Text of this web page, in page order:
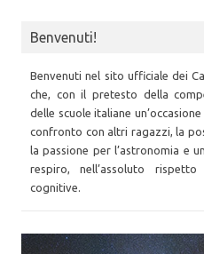
Benvenuti!
Benvenuti nel sito ufficiale dei
che, con il pretesto della
delle scuole italiane
confronto con altri ragazzi, la
la passione per l’astronomia e
respiro, nell’assoluto
cognitive.